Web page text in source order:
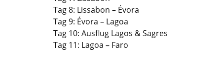
Tag 8: Lissabon – Évora
Tag 9: Évora – Lagoa
Tag 10: Ausflug Lagos & Sagres
Tag 11: Lagoa – Faro